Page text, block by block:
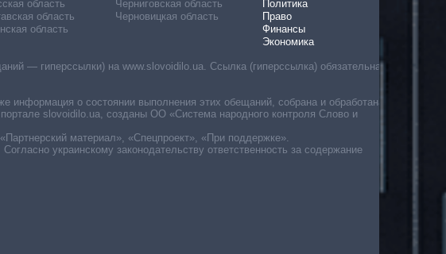
область
область
область
Черниговская область
Черновицкая область
Политика
Право
Финансы
Экономика
— гиперссылки) на www.slovoidilo.ua. Ссылка (гиперссылка) обязательна
о состоянии выполнения этих обещаний, собрана и обработана
slovoidilo.ua, созданы ОО «Система народного контроля Слово и
материал», «Спецпроект», «При поддержке».
украинскому законодательству ответственность за содержание